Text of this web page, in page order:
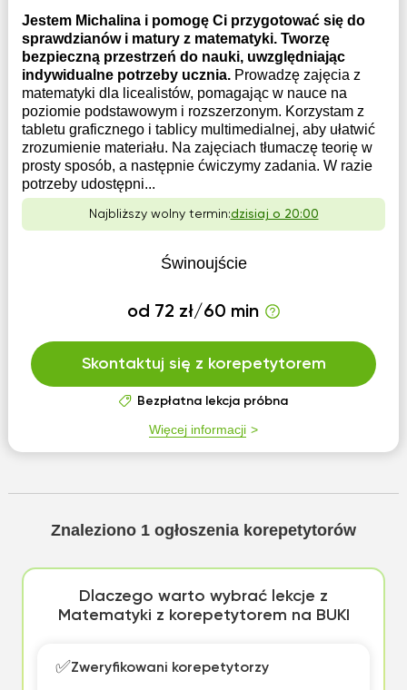
Jestem Michalina i pomogę Ci przygotować się do
sprawdzianów i matury z matematyki. Tworzę
bezpieczną przestrzeń do nauki, uwzględniając
indywidualne potrzeby ucznia. Prowadzę zajęcia z
matematyki dla licealistów, pomagając w nauce na
poziomie podstawowym i rozszerzonym. Korzystam z
tabletu graficznego i tablicy multimedialnej, aby ułatwić
zrozumienie materiału. Na zajęciach tłumaczę teorię w
prosty sposób, a następnie ćwiczymy zadania. W razie
potrzeby udostępni...
Najbliższy wolny termin:dzisiaj o 20:00
Świnoujście
od 72 zł/60 min
Skontaktuj się z korepetytorem
Bezpłatna lekcja próbna
Więcej informacji
Znaleziono 1 ogłoszenia korepetytorów
Dlaczego warto wybrać lekcje z
Matematyki z korepetytorem na BUKI
✅Zweryfikowani korepetytorzy